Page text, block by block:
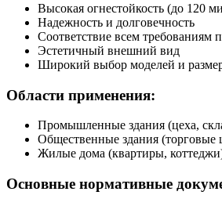
Высокая огнестойкость (до 120
Надежность и долговечность
Соответствие всем требованиям
Эстетичный внешний вид
Широкий выбор моделей и
Области применения:
Промышленные здания (цеха,
Общественные здания (торговые
Жилые дома (квартиры,
Основные нормативные